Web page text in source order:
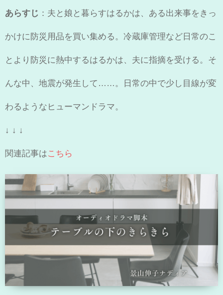
あらすじ ：夫と娘と暮らすはるかは、ある出来事をきっ
かけに防災用品を買い集める。冷蔵庫管理など日常のこ
とより防災に熱中するはるかは、夫に指摘を受ける。そ
んな中、地震が発生して……。日常の中で少し目線が変
わるようなヒューマンドラマ。
↓ ↓ ↓
関連記事はこちら